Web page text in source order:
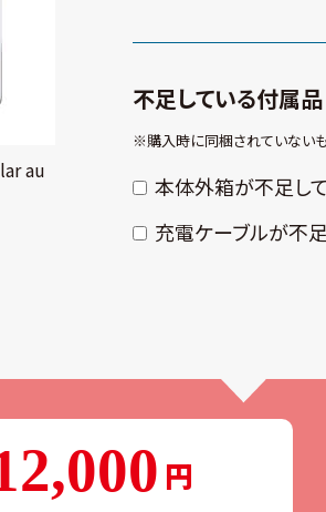
au
不足している付属品
※購⼊時に同梱されていないも
本体外箱が不⾜し
充電ケーブルが不